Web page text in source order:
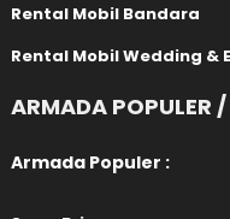
Rental Mobil Bandara
Rental Mobil Wedding &
ARMADA POPULER
Armada Populer :